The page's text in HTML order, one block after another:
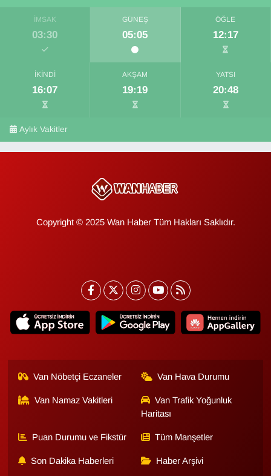
İMSAK
03:30
GÜNEŞ
05:05
ÖĞLE
12:17
İKINDI
16:07
AKŞAM
19:19
YATSI
20:48
Aylık Vakitler
Copyright © 2025 Wan Haber Tüm Hakları Saklıdır.
Van Nöbetçi Eczaneler Van Hava Durumu
Van Namaz Vakitleri
Van Trafik Yoğunluk
Haritası
Puan Durumu ve Fikstür Tüm Manşetler
Son Dakika Haberleri Haber Arşivi